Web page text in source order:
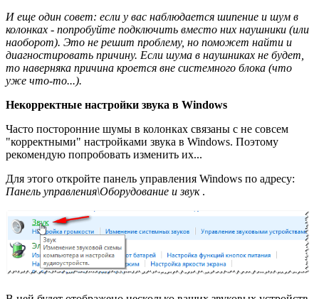
И еще один совет: если у вас наблюдается шипение и шум в
колонках - попробуйте подключить вместо них наушники (или
наоборот). Это не решит проблему, но поможет найти и
диагностировать причину. Если шума в наушниках не будет,
то наверняка причина кроется вне системного блока (что
уже что-то...).
Некорректные настройки звука в Windows
Часто посторонние шумы в колонках связаны с не совсем
"корректными" настройками звука в Windows. Поэтому
рекомендую попробовать изменить их...
Для этого откройте панель управления Windows по адресу:
Панель управления\Оборудование и звук .